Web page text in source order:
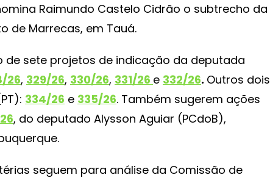
Raimundo Castelo Cidrão o subtrecho da
de Marrecas, em Tauá.
sete projetos de indicação da deputada
26, 329/26, 330/26, 331/26 e 332/26. Outros dois
334/26 e 335/26. Também sugerem ações
, do deputado Alysson Aguiar (PCdoB),
seguem para análise da Comissão de